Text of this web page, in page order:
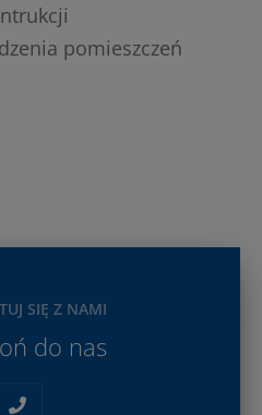
pomieszczeń
SIĘ Z NAMI
do nas